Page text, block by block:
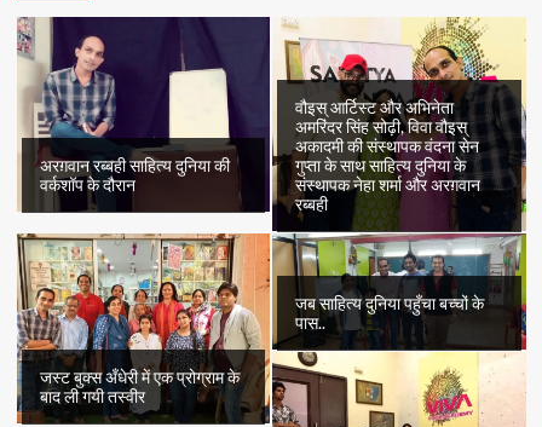
अरग़वान रब्बही साहित्य दुनिया की
वर्कशॉप के दौरान
वौइस् आर्टिस्ट और अभिनेता
अमरिंदर सिंह सोढ़ी, विवा वौइस्
अकादमी की संस्थापक वंदना सेन
गुप्ता के साथ साहित्य दुनिया के
संस्थापक नेहा शर्मा और अरग़वान
रब्बही
जस्ट बुक्स अँधेरी में एक प्रोग्राम के
बाद ली गयी तस्वीर
जब साहित्य दुनिया पहुँचा बच्चों के
पास..